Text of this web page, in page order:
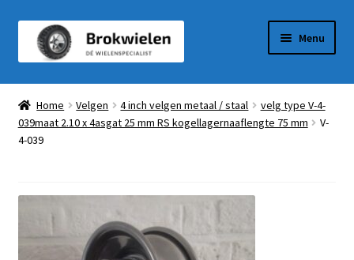
door
navigatie
naar
inhoud
Menu
Winkel
Winkelmandje
Home Velgen 4 inch velgen metaal / staal
velg type V-4-
039maat 2.10 x 4asgat 25 mm RS kogellagernaaflengte 75 mm
V-
4-039